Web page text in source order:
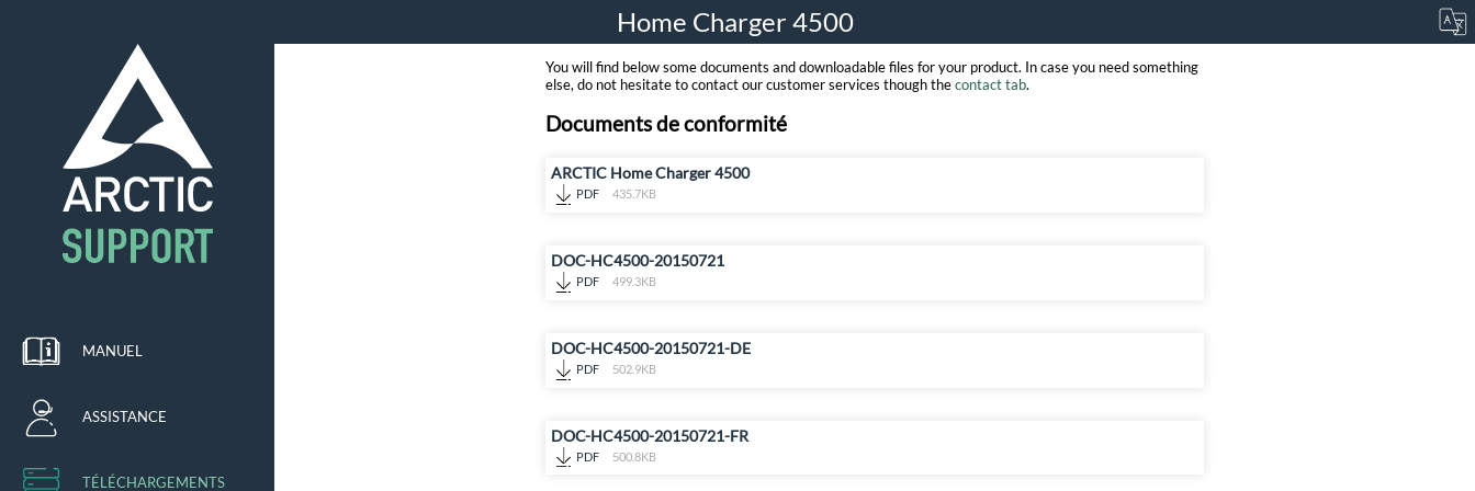
Home Charger 4500
MANUEL
ASSISTANCE
TÉLÉCHARGEMENTS
You will find below some documents and downloadable files for your product. In case you need something
else, do not hesitate to contact our customer services though thecontact tab.
Documents de conformité
ARCTIC Home Charger 4500
PDF 435.7KB
DOC-HC4500-20150721
PDF 499.3KB
DOC-HC4500-20150721-DE
PDF 502.9KB
DOC-HC4500-20150721-FR
PDF 500.8KB